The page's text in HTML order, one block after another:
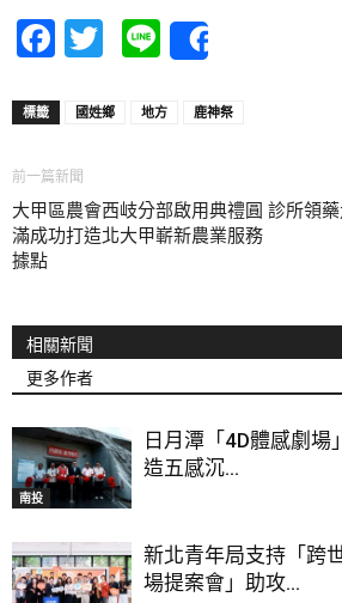
Facebook
Twitter
Line
標籤 國姓鄉 地方 鹿神祭
前一篇新聞
大甲區農會西岐分部啟用典禮圓
滿成功打造北大甲嶄新農業服務
據點
診所領
相關新聞
更多作者
南投
日月潭「4D體感劇場
造五感沉...
新北青年局支持「跨
場提案會」助攻...